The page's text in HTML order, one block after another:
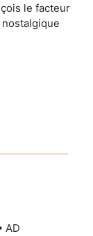
le facteur
nostalgique
AD